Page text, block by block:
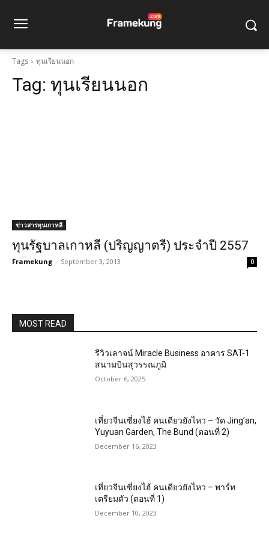
Tags ทุนเรียนนอก
Tag: ทุนเรียนนอก
ข่าวสารทุนเกาหลี
ทุนรัฐบาลเกาหลี (ปริญญาตรี) ประจำปี 2557
Framekung - September 3, 2013 0
MOST READ
รีวิวเลาจน์ Miracle Business อาคาร SAT-1
สนามบินสุวรรณภูมิ
October 6, 2025
เที่ยวจีนเซี่ยงไฮ้ คนเดียวยังไหว – วัด Jing’an,
Yuyuan Garden, The Bund (ตอนที่ 2)
December 16, 2023
เที่ยวจีนเซี่ยงไฮ้ คนเดียวยังไหว – พาร์ท
เตรียมตัว (ตอนที่ 1)
December 10, 2023